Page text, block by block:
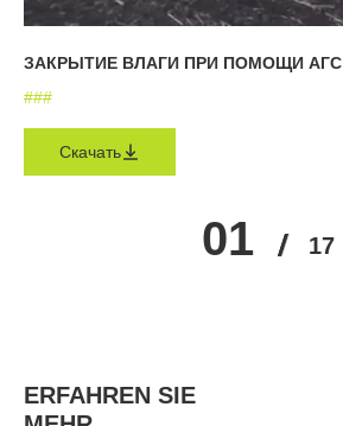
ЗАКРЫТИЕ ВЛАГИ ПРИ ПОМОЩИ АГС
###
Скачать
01
0203 04 05…
17
ERFAHREN SIE